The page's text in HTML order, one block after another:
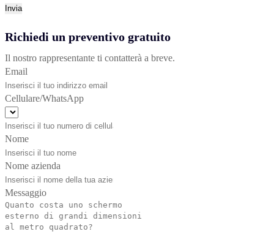
Invia
Richiedi un preventivo gratuito
Il nostro rappresentante ti contatterà a breve.
Email
Cellulare/WhatsApp
Nome
Nome azienda
Messaggio